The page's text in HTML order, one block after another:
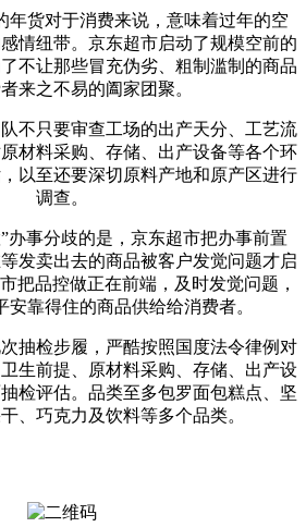
货对于消费来说，意味着过年的空
情纽带。京东超市启动了规模空前的
不让那些冒充伪劣、粗制滥制的商品
来之不易的阖家团聚。
只要审查工场的出产天分、工艺流
材料采购、存储、出产设备等各个环
以至还要深切原料产地和原产区进行
调查。
事分歧的是，京东超市把办事前置
发卖出去的商品被客户发觉问题才启
把品控做正在前端，及时发觉问题，
安靠得住的商品供给给消费者。
检步履，严酷按照国度法令律例对
生前提、原材料采购、存储、出产设
检评估。品类至多包罗面包糕点、坚
、巧克力及饮料等多个品类。